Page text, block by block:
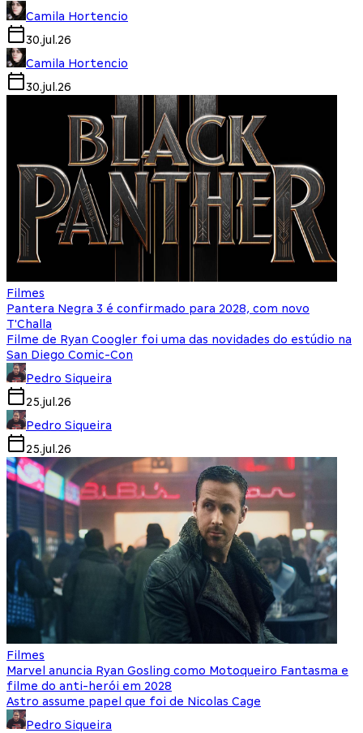
Camila Hortencio
30.jul.26
Camila Hortencio
30.jul.26
Filmes
Pantera Negra 3 é confirmado para 2028, com novo
T'Challa
Filme de Ryan Coogler foi uma das novidades do estúdio na
San Diego Comic-Con
Pedro Siqueira
25.jul.26
Pedro Siqueira
25.jul.26
Filmes
Marvel anuncia Ryan Gosling como Motoqueiro Fantasma e
filme do anti-herói em 2028
Astro assume papel que foi de Nicolas Cage
Pedro Siqueira